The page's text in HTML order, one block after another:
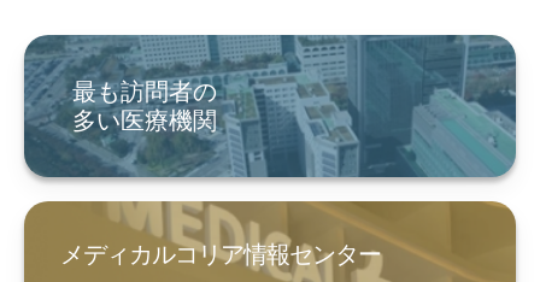
最も訪問者の
多い医療機関
メディカルコリア情報センター